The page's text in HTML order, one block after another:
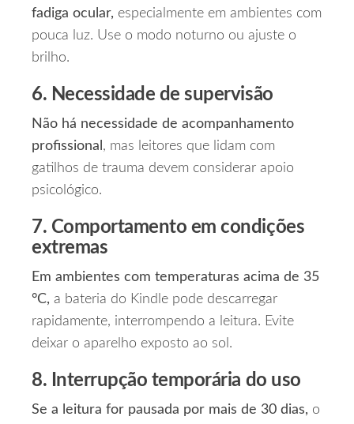
fadiga ocular, especialmente em ambientes com
pouca luz. Use o modo noturno ou ajuste o
brilho.
6. Necessidade de supervisão
Não há necessidade de acompanhamento
profissional , mas leitores que lidam com
gatilhos de trauma devem considerar apoio
psicológico.
7. Comportamento em condições
extremas
Em ambientes com temperaturas acima de 35
°C, a bateria do Kindle pode descarregar
rapidamente, interrompendo a leitura. Evite
deixar o aparelho exposto ao sol.
8. Interrupção temporária do uso
Se a leitura for pausada por mais de 30 dias, o